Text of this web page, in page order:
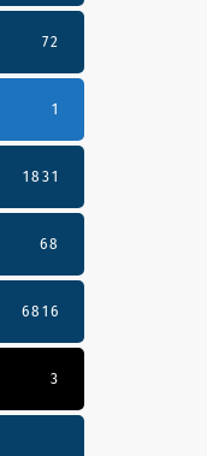
72
1
1831
68
6816
3